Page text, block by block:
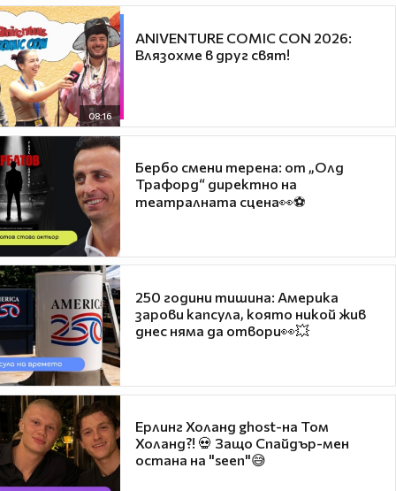
08:16
ANIVENTURE COMIC CON 2026:
Влязохме в друг свят!
Бербо смени терена: от „Олд
Трафорд“ директно на
театралната сцена👀⚽
250 години тишина: Америка
зарови капсула, която никой жив
днес няма да отвори👀💥
Ерлинг Холанд ghost-на Том
Холанд?! 💀 Защо Спайдър-мен
остана на "seen"😅